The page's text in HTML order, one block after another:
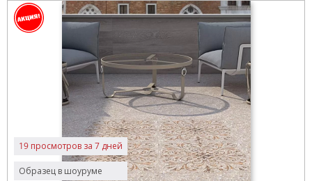
Образец в шоуруме
19 просмотров за 7 дней